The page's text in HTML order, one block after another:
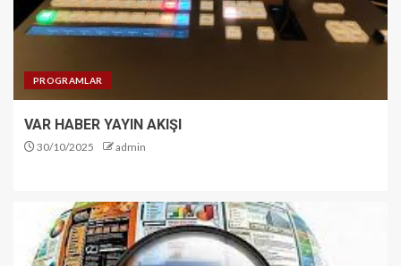
PROGRAMLAR
VAR HABER YAYIN AKIŞI
30/10/2025 admin